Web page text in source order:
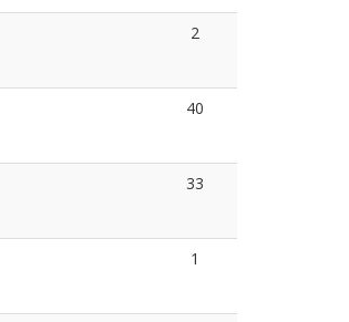
2
40
33
1